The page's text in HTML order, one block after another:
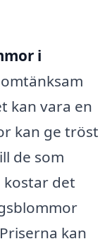
i
kan vara en
kan ge tröst
de som
kostar det
kan